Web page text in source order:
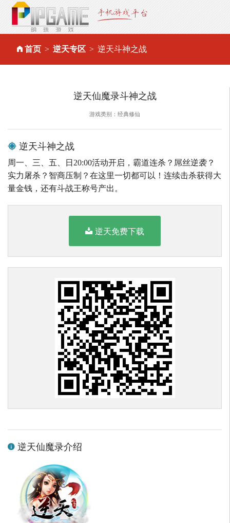
首页 逆天专区 逆天斗神之战
逆天仙魔录斗神之战
游戏类别：经典修仙
逆天斗神之战
周一、三、五、日20:00活动开启，霸道连杀？屌丝逆袭？
实力屠杀？智商压制？在这里一切都可以！连续击杀获得大
量金钱，还有斗战王称号产出。
逆天免费下载
逆天仙魔录介绍